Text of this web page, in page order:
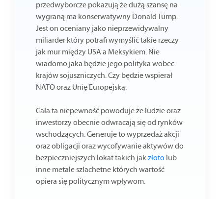
przedwyborcze pokazują że dużą szansę na
wygraną ma konserwatywny Donald Tump.
Jest on oceniany jako nieprzewidywalny
miliarder który potrafi wymyślić takie rzeczy
jak mur między USA a Meksykiem. Nie
wiadomo jaka będzie jego polityka wobec
krajów sojuszniczych. Czy będzie wspierał
NATO oraz Unię Europejską.
Cała ta niepewność powoduje że ludzie oraz
inwestorzy obecnie odwracają się od rynków
wschodzących. Generuje to wyprzedaż akcji
oraz obligacji oraz wycofywanie aktywów do
bezpieczniejszych lokat takich jakzłoto lub
inne metale szlachetne których wartość
opiera się politycznym wpływom.